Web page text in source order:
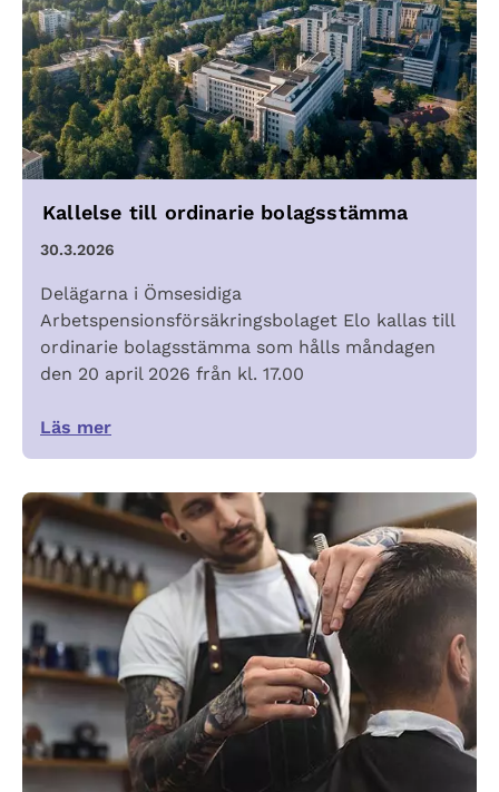
Kallelse till ordinarie bolagsstämma
30.3.2026
Delägarna i Ömsesidiga
Arbetspensionsförsäkringsbolaget Elo kallas till
ordinarie bolagsstämma som hålls måndagen
den 20 april 2026 från kl. 17.00
Läs mer